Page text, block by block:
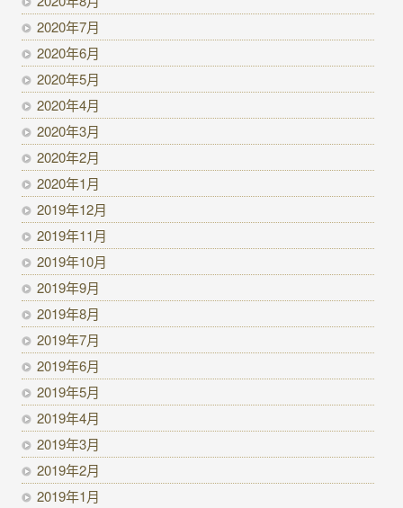
2020年7月
2020年6月
2020年5月
2020年4月
2020年3月
2020年2月
2020年1月
2019年12月
2019年11月
2019年10月
2019年9月
2019年8月
2019年7月
2019年6月
2019年5月
2019年4月
2019年3月
2019年2月
2019年1月